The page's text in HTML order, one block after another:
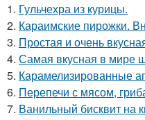
1. Гульчехра из курицы.
2. Караимские пирожки.
3. Простая и очень
4. Самая вкусная в мире
5. Карамелизированные
6. Перепечи с мясом,
7. Ванильный бисквит на